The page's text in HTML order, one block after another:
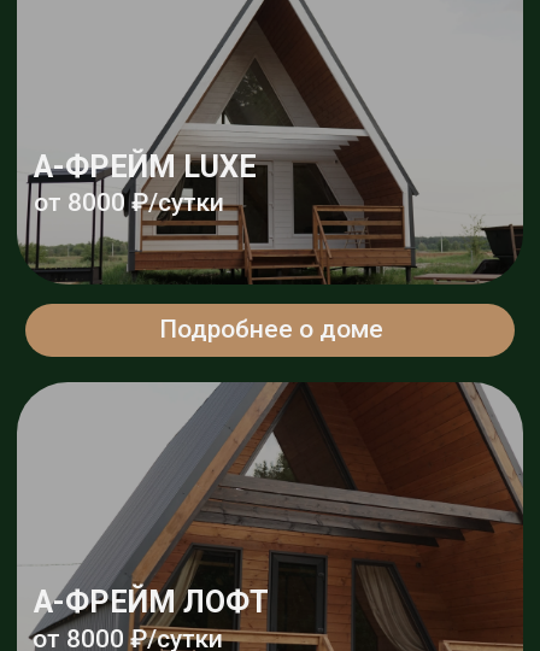
Подробнее о доме
Подробнее о доме
А-ФРЕЙМ ЛАВАНДА
А-ФРЕЙМ ЛОФТ
от 6000 ₽/сутки
от 8000 ₽/сутки